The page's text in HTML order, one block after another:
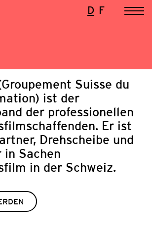
D F
Suisse du
ist der
der professionellen
Er ist
Drehscheibe und
in Sachen
in der Schweiz.